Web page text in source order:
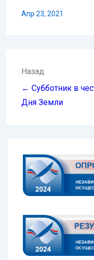
Апр 23, 2021
Навигация
по
записям
Назад
← Субботник в
Дня Земли